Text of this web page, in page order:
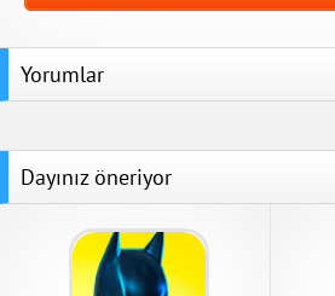
Yorumlar
Dayınız öneriyor